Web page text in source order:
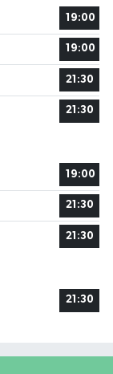
19:00
19:00
21:30
21:30
19:00
21:30
21:30
21:30